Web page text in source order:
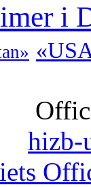
i
hizb-